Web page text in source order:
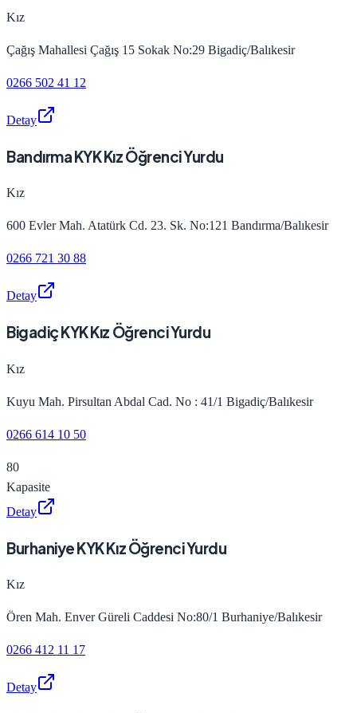
Kız
Çağış Mahallesi Çağış 15 Sokak No:29 Bigadiç/Balıkesir
0266 502 41 12
Detay
Bandırma KYK Kız Öğrenci Yurdu
Kız
600 Evler Mah. Atatürk Cd. 23. Sk. No:121 Bandırma/Balıkesir
0266 721 30 88
Detay
Bigadiç KYK Kız Öğrenci Yurdu
Kız
Kuyu Mah. Pirsultan Abdal Cad. No : 41/1 Bigadiç/Balıkesir
0266 614 10 50
80
Kapasite
Detay
Burhaniye KYK Kız Öğrenci Yurdu
Kız
Ören Mah. Enver Güreli Caddesi No:80/1 Burhaniye/Balıkesir
0266 412 11 17
Detay